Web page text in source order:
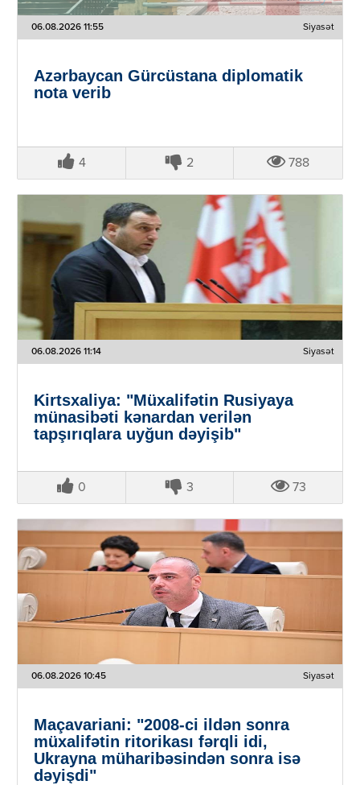
06.08.2026 11:55 Siyasət
Azərbaycan Gürcüstana diplomatik
nota verib
4 2 788
06.08.2026 11:14 Siyasət
Kirtsxaliya: "Müxalifətin Rusiyaya
münasibəti kənardan verilən
tapşırıqlara uyğun dəyişib"
0 3 73
06.08.2026 10:45 Siyasət
Maçavariani: "2008-ci ildən sonra
müxalifətin ritorikası fərqli idi,
Ukrayna müharibəsindən sonra isə
dəyişdi"